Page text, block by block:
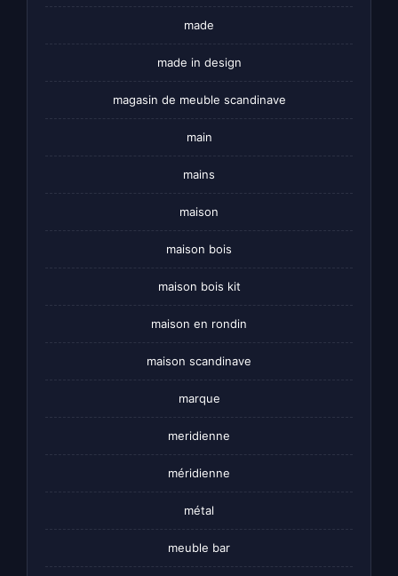
made
made in design
magasin de meuble scandinave
main
mains
maison
maison bois
maison bois kit
maison en rondin
maison scandinave
marque
meridienne
méridienne
métal
meuble bar